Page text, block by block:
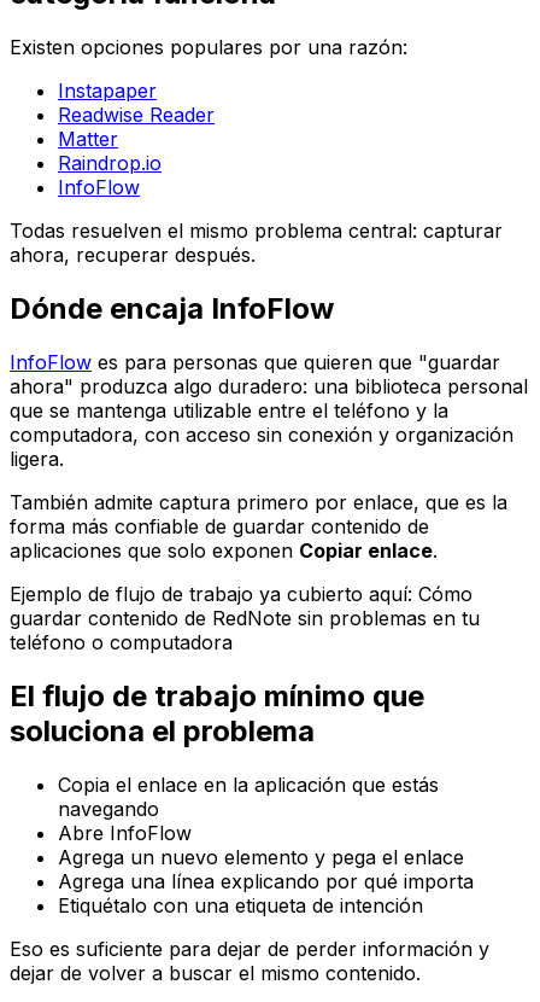
Existen opciones populares por una razón:
Instapaper
Readwise Reader
Matter
Raindrop.io
InfoFlow
Todas resuelven el mismo problema central: capturar
ahora, recuperar después.
Dónde encaja InfoFlow
InfoFlow es para personas que quieren que "guardar
ahora" produzca algo duradero: una biblioteca personal
que se mantenga utilizable entre el teléfono y la
computadora, con acceso sin conexión y organización
ligera.
También admite captura primero por enlace, que es la
forma más confiable de guardar contenido de
aplicaciones que solo exponen Copiar enlace.
Ejemplo de flujo de trabajo ya cubierto aquí: Cómo
guardar contenido de RedNote sin problemas en tu
teléfono o computadora
El flujo de trabajo mínimo que
soluciona el problema
Copia el enlace en la aplicación que estás
navegando
Abre InfoFlow
Agrega un nuevo elemento y pega el enlace
Agrega una línea explicando por qué importa
Etiquétalo con una etiqueta de intención
Eso es suficiente para dejar de perder información y
dejar de volver a buscar el mismo contenido.